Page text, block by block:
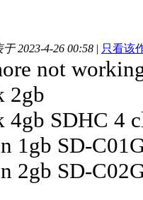
于 2023-4-26 00:58 | 只看该
not
2gb
4gb SDHC 4
1gb SD-
2gb SD-